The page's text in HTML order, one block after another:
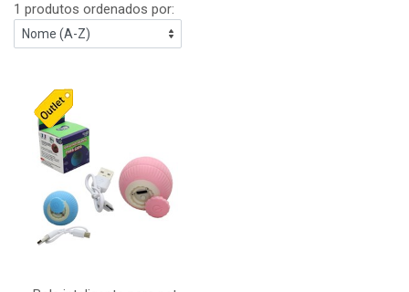
1 produtos ordenados por: